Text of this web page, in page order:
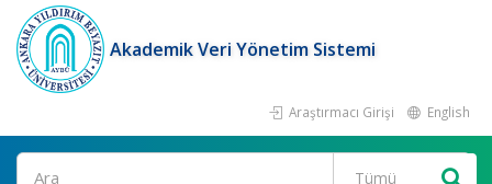
Akademik Veri Yönetim Sistemi
Araştırmacı Girişi English
Ara